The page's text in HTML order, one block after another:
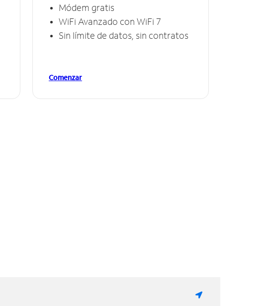
Módem gratis
WiFi Avanzado con WiFi 7
Sin límite de datos, sin contratos
Comenzar